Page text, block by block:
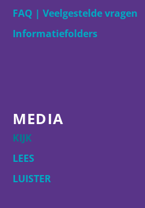
FAQ | Veelgestelde vragen
Informatiefolders
MEDIA
KIJK
LEES
LUISTER